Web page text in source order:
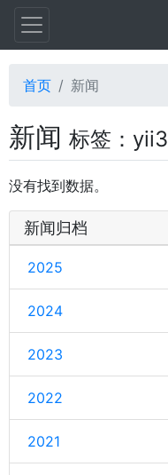
首页 新闻
新闻 标签：yii3
没有找到数据。
新闻归档
2025
2024
2023
2022
2021